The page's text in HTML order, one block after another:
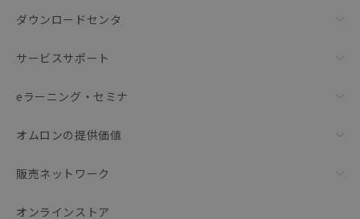
ダウンロードセンタ
サービスサポート
eラーニング・セミナ
オムロンの提供価値
販売ネットワーク
オンラインストア